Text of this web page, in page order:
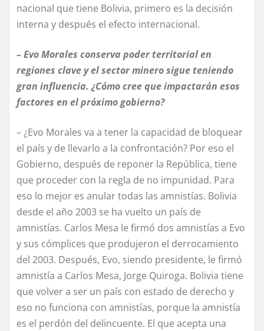
nacional que tiene Bolivia, primero es la decisión
interna y después el efecto internacional.
– Evo Morales conserva poder territorial en
regiones clave y el sector minero sigue teniendo
gran influencia. ¿Cómo cree que impactarán esos
factores en el próximo gobierno?
– ¿Evo Morales va a tener la capacidad de bloquear
el país y de llevarlo a la confrontación? Por eso el
Gobierno, después de reponer la República, tiene
que proceder con la regla de no impunidad. Para
eso lo mejor es anular todas las amnistías. Bolivia
desde el año 2003 se ha vuelto un país de
amnistías. Carlos Mesa le firmó dos amnistías a Evo
y sus cómplices que produjeron el derrocamiento
del 2003. Después, Evo, siendo presidente, le firmó
amnistía a Carlos Mesa, Jorge Quiroga. Bolivia tiene
que volver a ser un país con estado de derecho y
eso no funciona con amnistías, porque la amnistía
es el perdón del delincuente. El que acepta una